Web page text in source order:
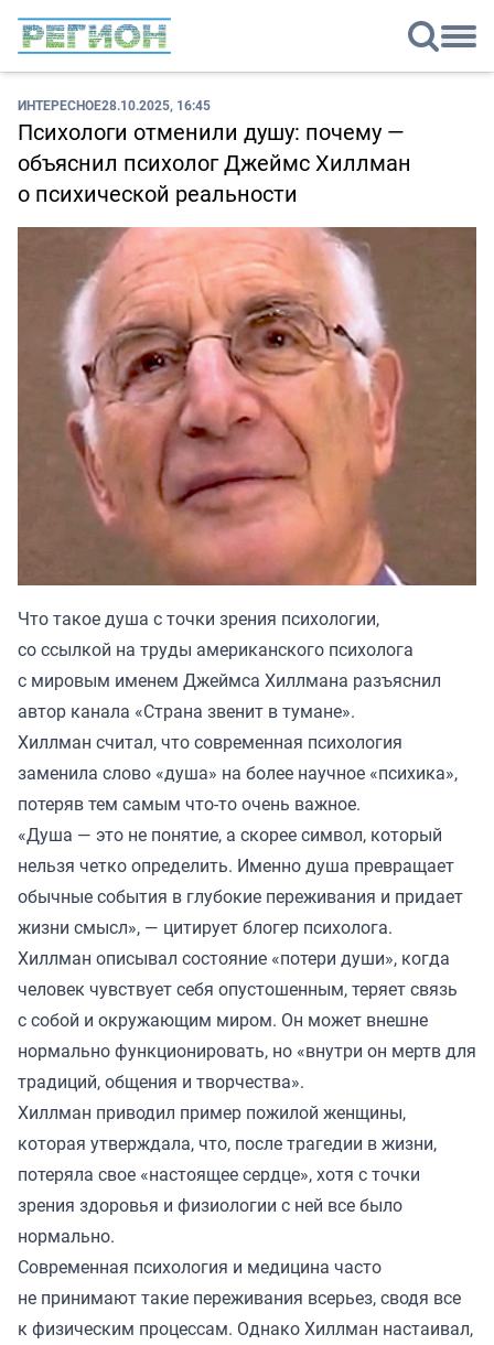
ИНТЕРЕСНОЕ28.10.2025, 16:45
Психологи отменили душу: почему —
объяснил психолог Джеймс Хиллман
о психической реальности
Что такое душа с точки зрения психологии,
со ссылкой на труды американского психолога
с мировым именем Джеймса Хиллмана разъяснил
автор канала «Страна звенит в тумане».
Хиллман считал, что современная психология
заменила слово «душа» на более научное «психика»,
потеряв тем самым что-то очень важное.
«Душа — это не понятие, а скорее символ, который
нельзя четко определить. Именно душа превращает
обычные события в глубокие переживания и придает
жизни смысл», — цитирует блогер психолога.
Хиллман описывал состояние «потери души», когда
человек чувствует себя опустошенным, теряет связь
с собой и окружающим миром. Он может внешне
нормально функционировать, но «внутри он мертв для
традиций, общения и творчества».
Хиллман приводил пример пожилой женщины,
которая утверждала, что, после трагедии в жизни,
потеряла свое «настоящее сердце», хотя с точки
зрения здоровья и физиологии с ней все было
нормально.
Современная психология и медицина часто
не принимают такие переживания всерьез, сводя все
к физическим процессам. Однако Хиллман настаивал,